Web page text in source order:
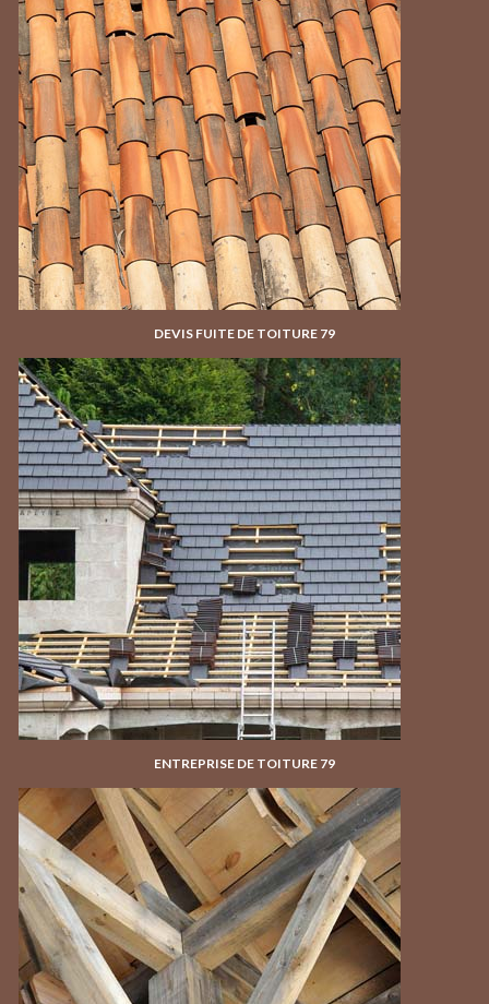
DEVIS FUITE DE TOITURE 79
ENTREPRISE DE TOITURE 79